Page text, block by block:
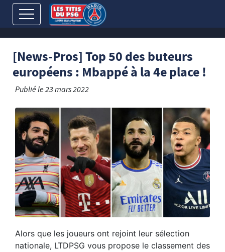
[News-Pros] Top 50 des buteurs
européens : Mbappé à la 4e place !
Publié le23 mars 2022
Alors que les joueurs ont rejoint leur sélection
nationale, LTDPSG vous propose le classement des